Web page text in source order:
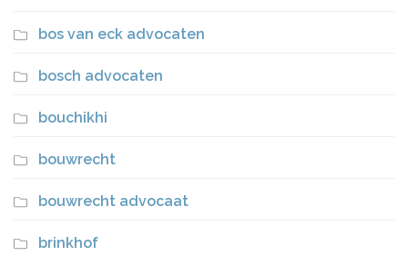
bos van eck advocaten
bosch advocaten
bouchikhi
bouwrecht
bouwrecht advocaat
brinkhof